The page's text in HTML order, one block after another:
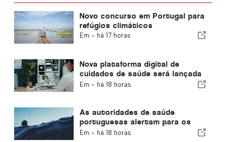
Novo concurso em Portugal para
refúgios climáticos
Em - há 17 horas
Nova plataforma digital de
cuidados de saúde será lançada
em Portugal
Em - há 18 horas
As autoridades de saúde
portuguesas alertam para os
perigos do afogamento
Em - há 18 horas